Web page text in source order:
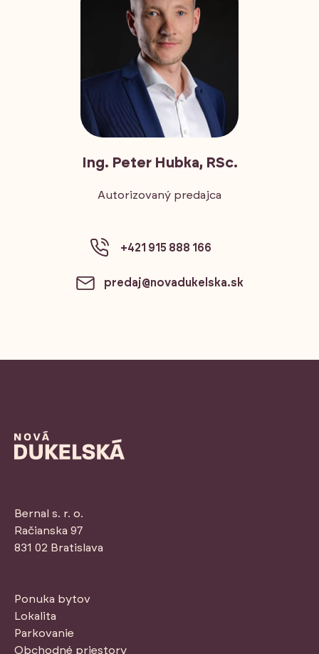
Ing. Peter Hubka, RSc.
Autorizovaný predajca
+421 915 888 166
predaj@novadukelska.sk
Bernal s. r. o.
Račianska 97
831 02 Bratislava
Ponuka bytov
Lokalita
Parkovanie
Obchodné priestory